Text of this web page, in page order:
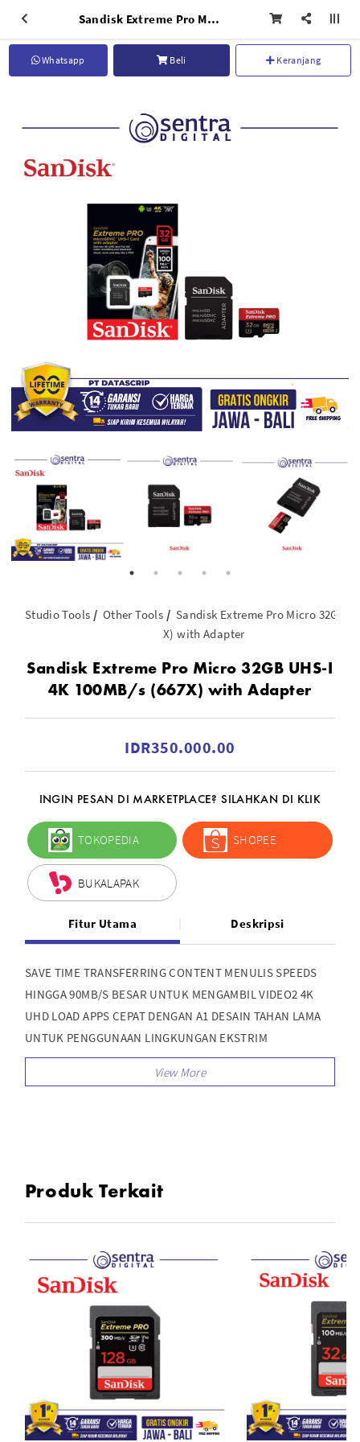
Sandisk Extreme Pro Micro 32GB UHS-I 4K 100MB/s (667X) with Adapter
Whatsapp Beli Keranjang
Studio Tools Other Tools
Sandisk Extreme Pro Micro 32GB
X) with Adapter
Sandisk Extreme Pro Micro 32GB UHS-I
4K 100MB/s (667X) with Adapter
IDR350.000.00
INGIN PESAN DI MARKETPLACE? SILAHKAN DI KLIK
TOKOPEDIA SHOPEE
BUKALAPAK
Fitur Utama Deskripsi
SAVE TIME TRANSFERRING CONTENT MENULIS SPEEDS
HINGGA 90MB/S BESAR UNTUK MENGAMBIL VIDEO2 4K
UHD LOAD APPS CEPAT DENGAN A1 DESAIN TAHAN LAMA
UNTUK PENGGUNAAN LINGKUNGAN EKSTRIM
Produk Terkait